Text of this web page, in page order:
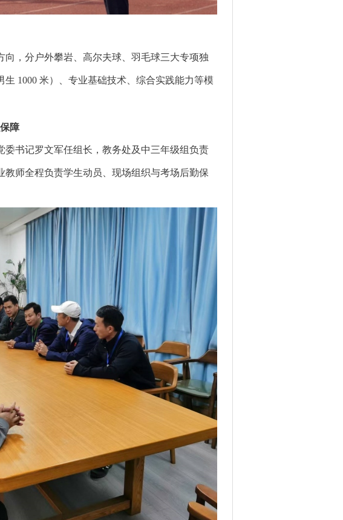
，分户外攀岩、高尔夫球、羽毛球三大专项独
生 1000 米）、专业基础技术、综合实践能力等模
障
委书记罗文军任组长， 教务处及中三年级组负责
教师全程负责学生动员、现场组织与考场后勤保